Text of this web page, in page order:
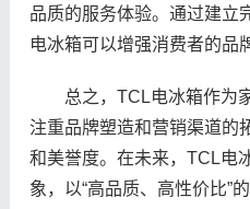
品质的服务体验。通过建立
电冰箱可以增强消费者的品
总之，TCL电冰箱作为家
注重品牌塑造和营销渠道的
和美誉度。在未来，TCL电
象，以“高品质、高性价比”